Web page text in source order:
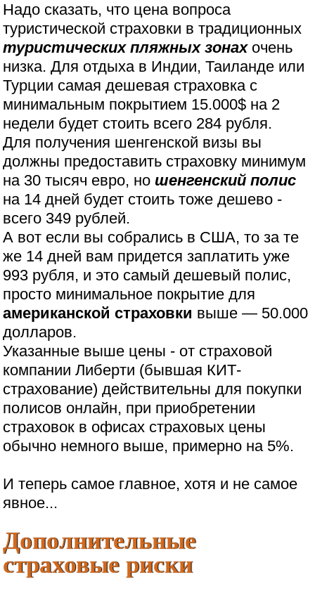
Надо сказать, что цена вопроса
туристической страховки в традиционных
туристических пляжных зонах очень
низка. Для отдыха в Индии, Таиланде или
Турции самая дешевая страховка с
минимальным покрытием 15.000$ на 2
недели будет стоить всего 284 рубля.
Для получения шенгенской визы вы
должны предоставить страховку минимум
на 30 тысяч евро, но шенгенский полис
на 14 дней будет стоить тоже дешево -
всего 349 рублей.
А вот если вы собрались в США, то за те
же 14 дней вам придется заплатить уже
993 рубля, и это самый дешевый полис,
просто минимальное покрытие для
американской страховки выше — 50.000
долларов.
Указанные выше цены - от страховой
компании Либерти (бывшая КИТ-
страхование) действительны для покупки
полисов онлайн, при приобретении
страховок в офисах страховых цены
обычно немного выше, примерно на 5%.
И теперь самое главное, хотя и не самое
явное...
Дополнительные
страховые риски